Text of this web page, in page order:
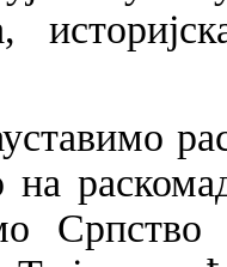
на